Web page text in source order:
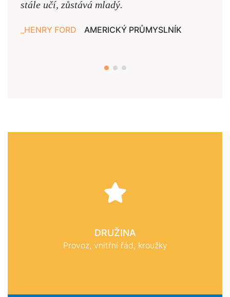
stále učí, zůstává mladý.
HENRY FORD AMERICKÝ PRŮMYSLNÍK
DRUŽINA
Provoz, vnitřní řád, kroužky